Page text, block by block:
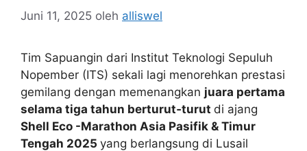
Juni 11, 2025 oleh alliswel
Tim Sapuangin dari Institut Teknologi Sepuluh
Nopember (ITS) sekali lagi menorehkan prestasi
gemilang dengan memenangkan juara pertama
selama tiga tahun berturut‑turut di ajang
Shell Eco -Marathon Asia Pasifik & Timur
Tengah 2025 yang berlangsung di Lusail